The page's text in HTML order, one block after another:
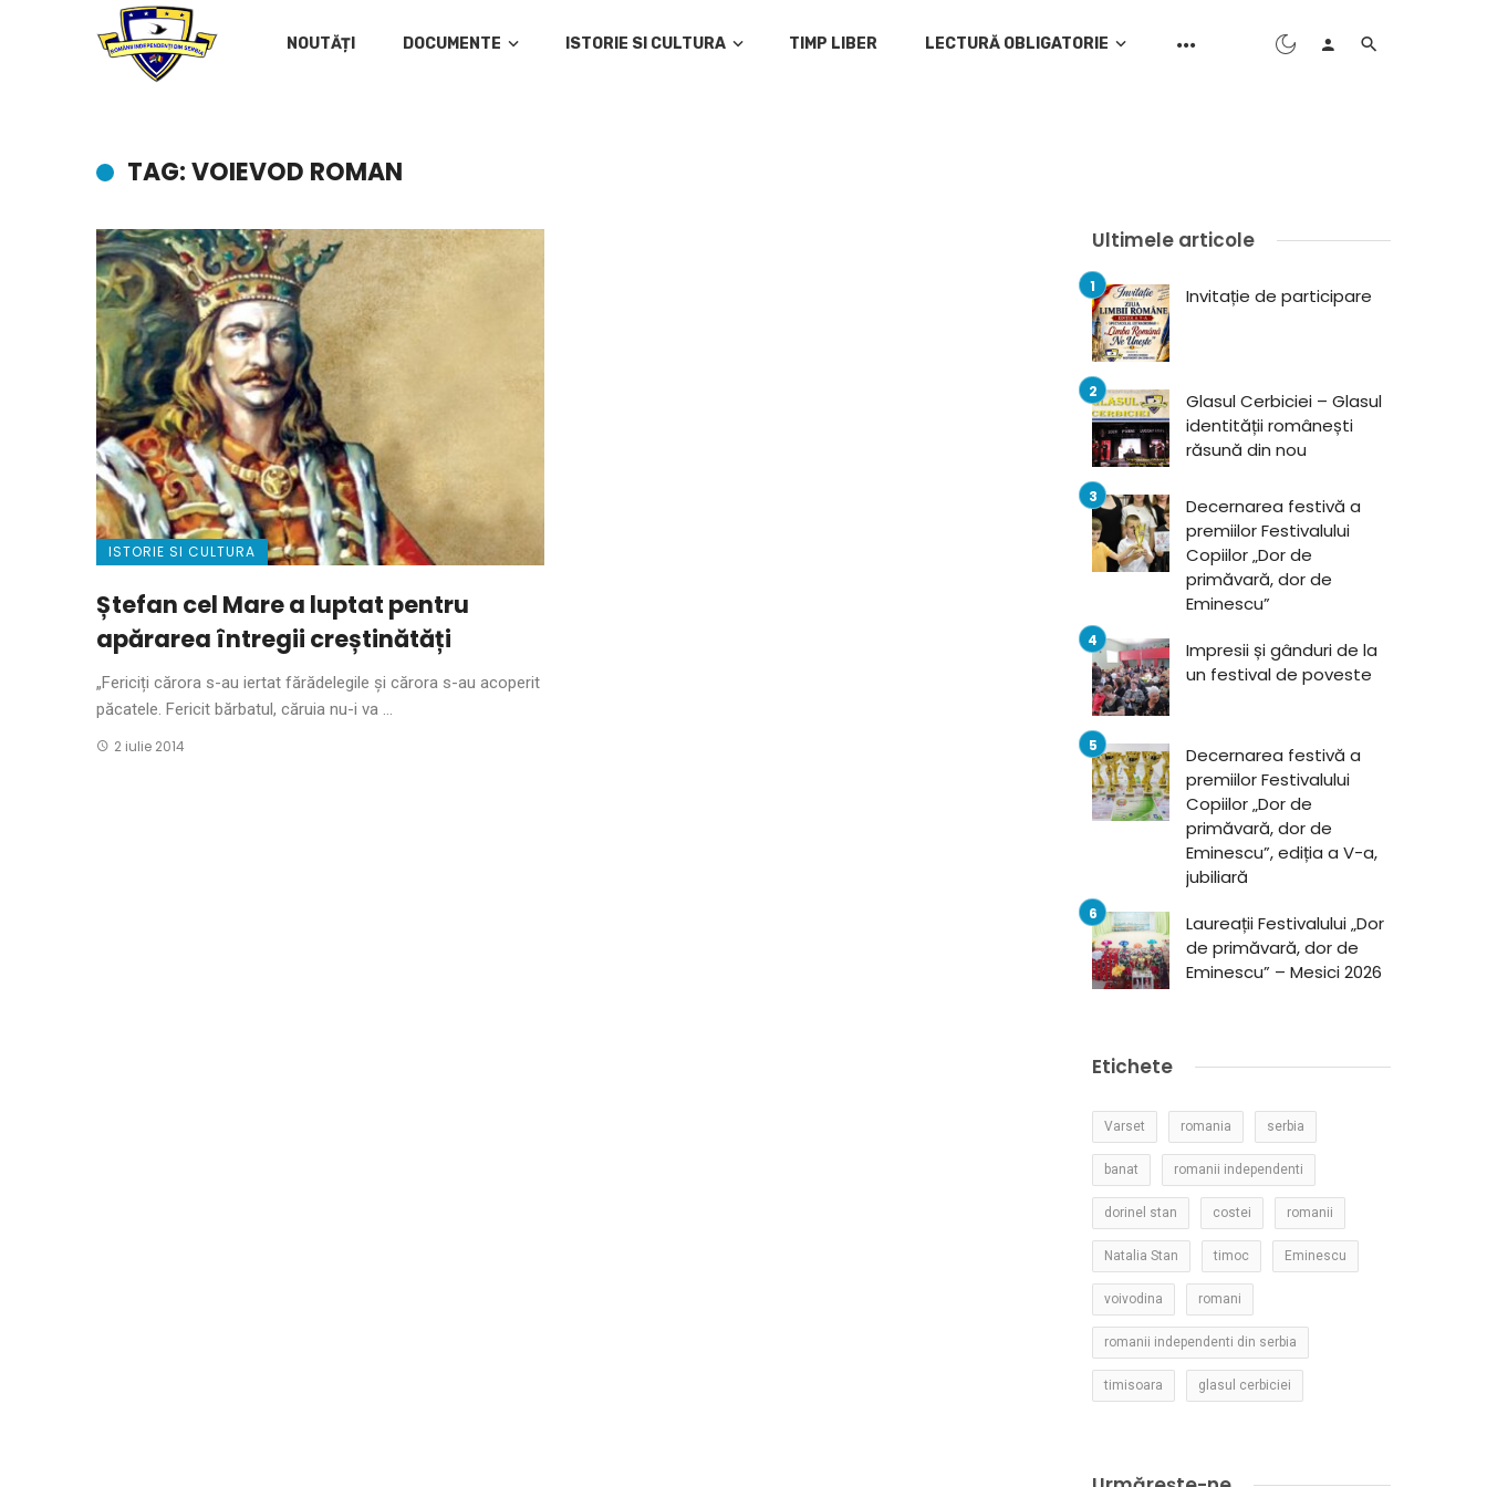
NOUTĂȚI DOCUMENTE ISTORIE SI CULTURA TIMP LIBER LECTURĂ OBLIGATORIE
TAG: VOIEVOD ROMAN
ISTORIE SI CULTURA
Ștefan cel Mare a luptat pentru
apărarea întregii creștinătăți
„Fericiți cărora s-au iertat fărădelegile și cărora s-au acoperit
păcatele. Fericit bărbatul, căruia nu-i va ...
2 iulie 2014
Ultimele articole
Invitație de participare
Glasul Cerbiciei – Glasul
identității românești
răsună din nou
Decernarea festivă a
premiilor Festivalului
Copiilor „Dor de
primăvară, dor de
Eminescu”
Impresii și gânduri de la
un festival de poveste
Decernarea festivă a
premiilor Festivalului
Copiilor „Dor de
primăvară, dor de
Eminescu”, ediția a V-a,
jubiliară
Laureații Festivalului „Dor
de primăvară, dor de
Eminescu” – Mesici 2026
Etichete
Varset romania serbia
banat romanii independenti
dorinel stan costei romanii
Natalia Stan timoc Eminescu
voivodina romani
romanii independenti din serbia
timisoara glasul cerbiciei